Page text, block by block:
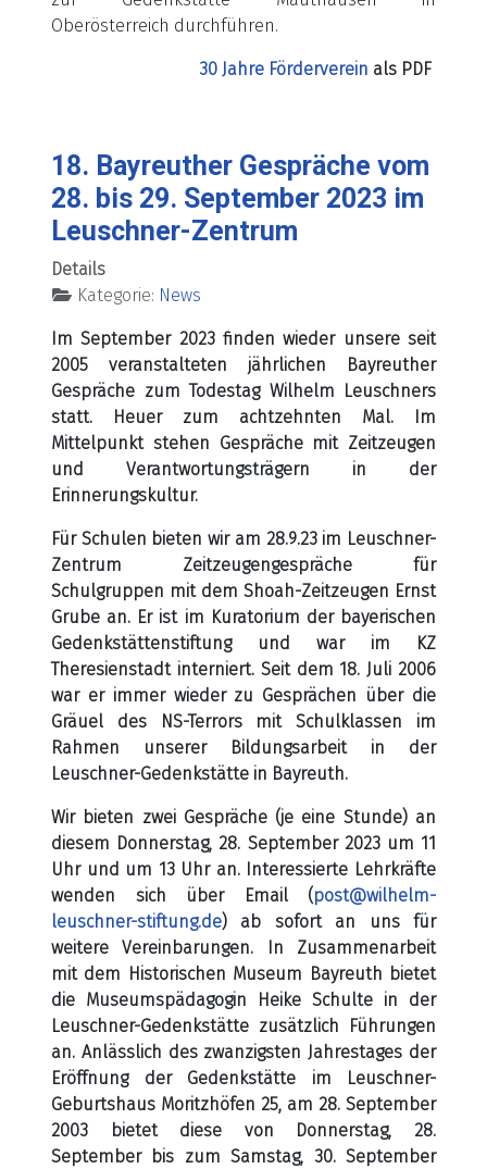
Oberösterreich durchführen.
30 Jahre Förderverein als PDF
18. Bayreuther Gespräche vom
28. bis 29. September 2023 im
Leuschner-Zentrum
Details
Kategorie: News
Im September 2023 finden wieder unsere seit
2005 veranstalteten jährlichen Bayreuther
Gespräche zum Todestag Wilhelm Leuschners
statt. Heuer zum achtzehnten Mal. Im
Mittelpunkt stehen Gespräche mit Zeitzeugen
und Verantwortungsträgern in der
Erinnerungskultur.
Für Schulen bieten wir am 28.9.23 im Leuschner-
Zentrum Zeitzeugengespräche für
Schulgruppen mit dem Shoah-Zeitzeugen Ernst
Grube an. Er ist im Kuratorium der bayerischen
Gedenkstättenstiftung und war im KZ
Theresienstadt interniert. Seit dem 18. Juli 2006
war er immer wieder zu Gesprächen über die
Gräuel des NS-Terrors mit Schulklassen im
Rahmen unserer Bildungsarbeit in der
Leuschner-Gedenkstätte in Bayreuth.
Wir bieten zwei Gespräche (je eine Stunde) an
diesem Donnerstag, 28. September 2023 um 11
Uhr und um 13 Uhr an. Interessierte Lehrkräfte
wenden sich über Email (post@wilhelm-
leuschner-stiftung.de) ab sofort an uns für
weitere Vereinbarungen. In Zusammenarbeit
mit dem Historischen Museum Bayreuth bietet
die Museumspädagogin Heike Schulte in der
Leuschner-Gedenkstätte zusätzlich Führungen
an. Anlässlich des zwanzigsten Jahrestages der
Eröffnung der Gedenkstätte im Leuschner-
Geburtshaus Moritzhöfen 25, am 28. September
2003 bietet diese von Donnerstag, 28.
September bis zum Samstag, 30. September